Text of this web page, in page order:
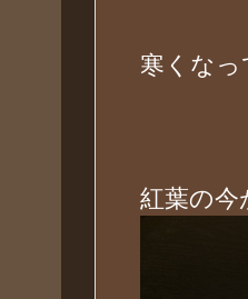
寒くな
紅葉の今